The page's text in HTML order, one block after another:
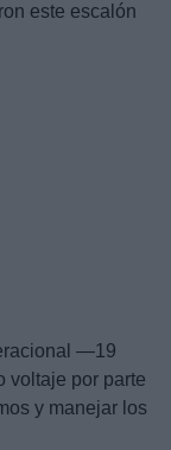
este escalón
—19
voltaje por parte
y manejar los